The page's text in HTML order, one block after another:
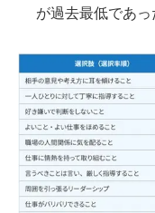
が過去最低であっ